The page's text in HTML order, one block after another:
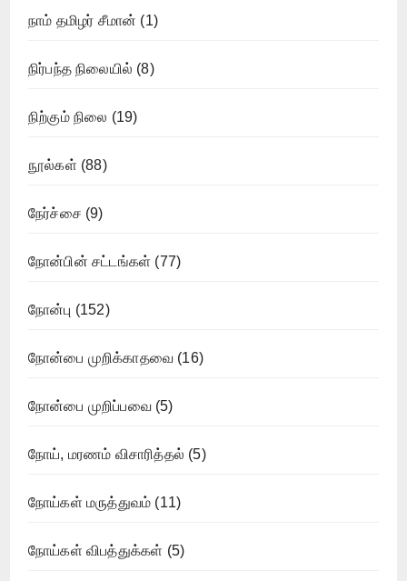
நாம் தமிழர் சீமான் (1)
நிர்பந்த நிலையில் (8)
நிற்கும் நிலை (19)
நூல்கள் (88)
நேர்ச்சை (9)
நோன்பின் சட்டங்கள் (77)
நோன்பு (152)
நோன்பை முறிக்காதவை (16)
நோன்பை முறிப்பவை(5)
நோய், மரணம் விசாரித்தல் (5)
நோய்கள் மருத்துவம் (11)
நோய்கள் விபத்துக்கள் (5)